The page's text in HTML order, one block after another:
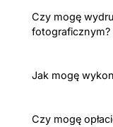
Czy mogę
fotograficznym?
Jak mogę
Czy mogę